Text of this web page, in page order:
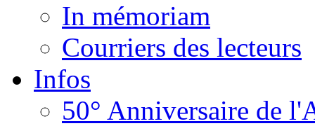
In mémoriam
Courriers des lecteurs
Infos
50° Anniversaire de